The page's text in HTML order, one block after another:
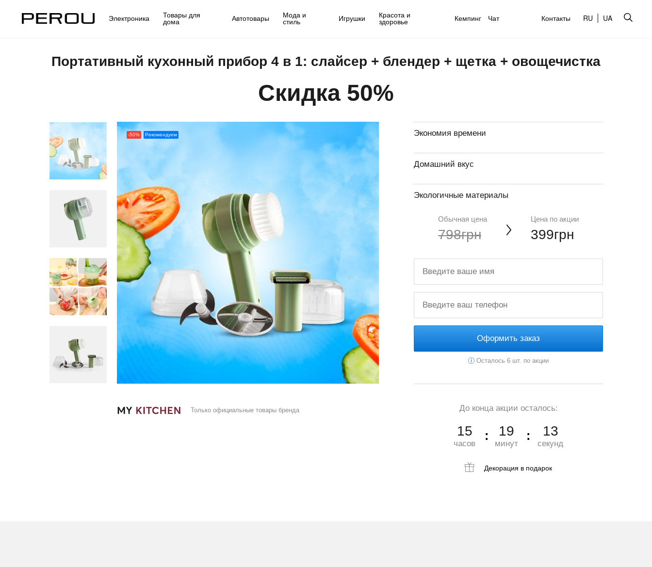
Электроника Товары для
дома Автотовары Мода и
стиль Игрушки Красота и
здоровье Кемпинг Чат Контакты RU UA
Портативный кухонный прибор 4 в 1: слайсер + блендер + щетка + овощечистка
Скидка 50%
-50% Рекомендуем
Только официальные товары бренда
Экономия времени
Домашний вкус
Экологичные материалы
Обычная цена
798грн
Цена по акции
399грн
Оформить заказ
Осталось 6 шт. по акции
До конца акции осталось:
15
часов
19
минут
12
секунд
Декорация в подарок